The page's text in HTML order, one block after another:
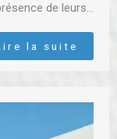
de leurs…
la suite